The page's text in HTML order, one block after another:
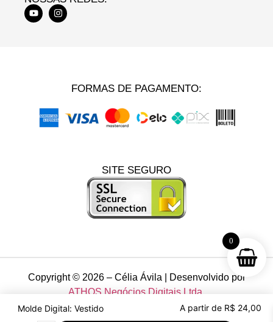
Molde Digital: Vestido Lorenza A partir de R$ 24,00
FORMAS DE PAGAMENTO:
SITE SEGURO
Copyright © 2026 – Célia Ávila | Desenvolvido por
ATHOS Negócios Digitais Ltda.
Todos os direitos reservados Célia Ávila Store. – CNPJ:
0